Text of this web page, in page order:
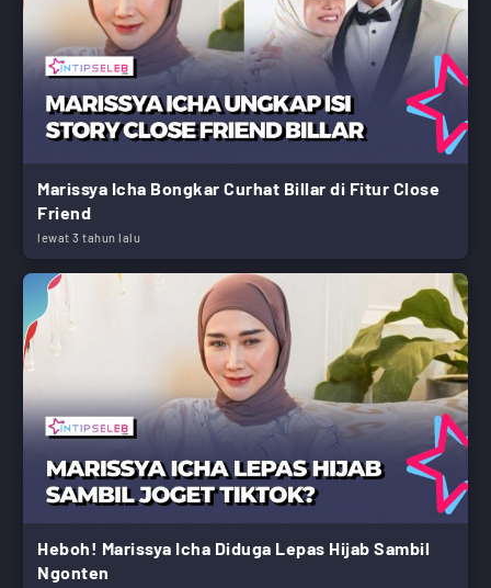
Marissya Icha Bongkar Curhat Billar di Fitur Close
Friend
lewat 3 tahun lalu
Heboh! Marissya Icha Diduga Lepas Hijab Sambil
Ngonten